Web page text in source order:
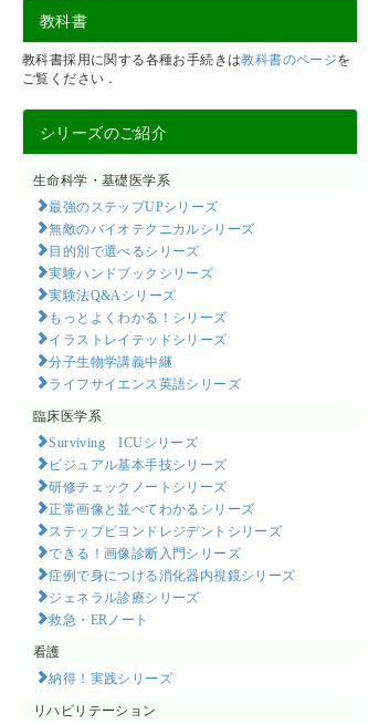
教科書
教科書採用に関する各種お手続きは教科書のページを
ご覧ください．
シリーズのご紹介
生命科学・基礎医学系
最強のステップUPシリーズ
無敵のバイオテクニカルシリーズ
目的別で選べるシリーズ
実験ハンドブックシリーズ
実験法Q&Aシリーズ
もっとよくわかる！シリーズ
イラストレイテッドシリーズ
分子生物学講義中継
ライフサイエンス英語シリーズ
臨床医学系
Surviving ICUシリーズ
ビジュアル基本手技シリーズ
研修チェックノートシリーズ
正常画像と並べてわかるシリーズ
ステップビヨンドレジデントシリーズ
できる！画像診断入門シリーズ
症例で身につける消化器内視鏡シリーズ
ジェネラル診療シリーズ
救急・ERノート
看護
納得！実践シリーズ
リハビリテーション